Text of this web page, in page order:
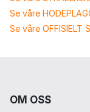
Se våre
Se våre OFFISIELT
OM OSS